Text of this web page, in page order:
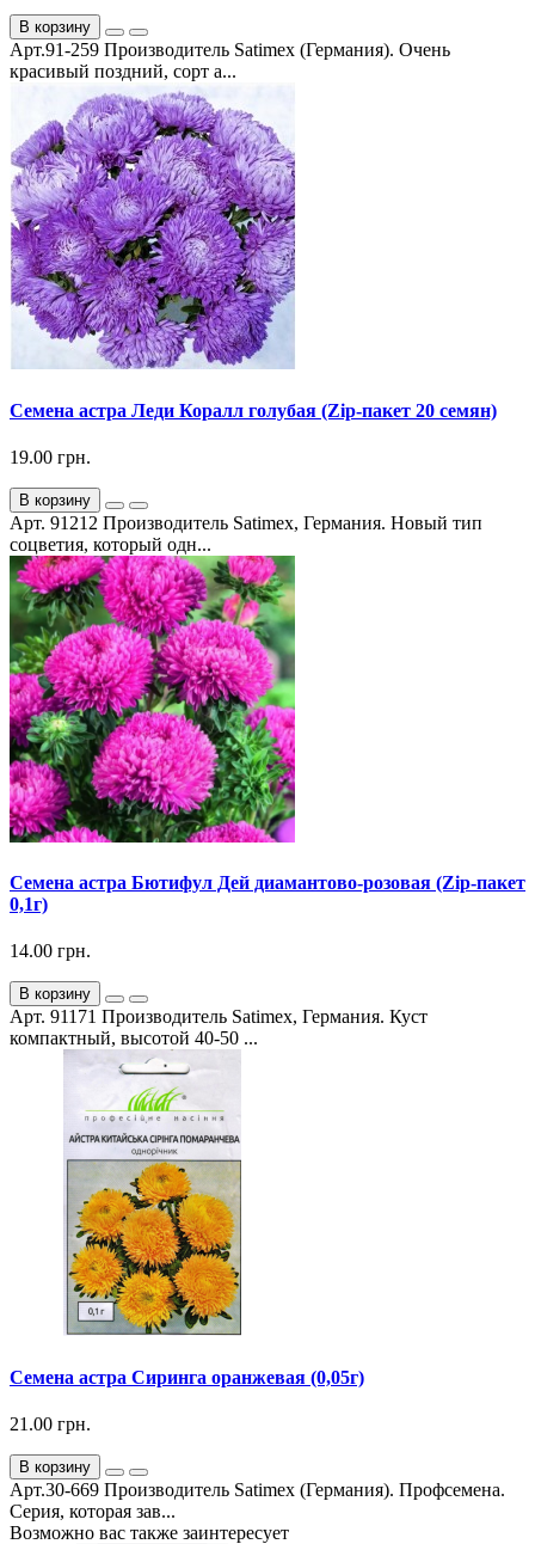
В корзину
Арт.91-259 Производитель Satimex (Германия). Очень
красивый поздний, сорт а...
Семена астра Леди Коралл голубая (Zip-пакет 20 семян)
19.00 грн.
В корзину
Арт. 91212 Производитель Satimex, Германия. Новый тип
соцветия, который одн...
Семена астра Бютифул Дей диамантово-розовая (Zip-пакет
0,1г)
14.00 грн.
В корзину
Арт. 91171 Производитель Satimex, Германия. Куст
компактный, высотой 40-50 ...
Семена астра Сиринга оранжевая (0,05г)
21.00 грн.
В корзину
Арт.30-669 Производитель Satimex (Германия). Профсемена.
Серия, которая зав...
Возможно вас также заинтересует